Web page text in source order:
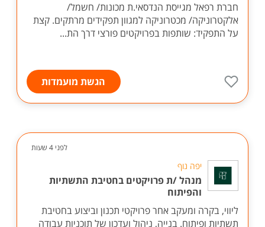
חברת רפאל מגייסת הנדסאי.ת מכונות/ חשמל/
אלקטרוניקה/ מכטרוניקה למגוון תפקידים מרתקים. קצת
על התפקיד: שותפות בפרויקטים פורצי דרך הת...
הגשת מועמדות
לפני 4 שעות
יפה נוף
מנהל /ת פרויקטים בחטיבת התשתיות
והפיתוח
ליווי, בקרה ומעקב אחר פרויקטי תכנון וביצוע בחטיבת
תשתיות ופיתוח. בנייה, ניהול ועדכון של תוכניות עבודה